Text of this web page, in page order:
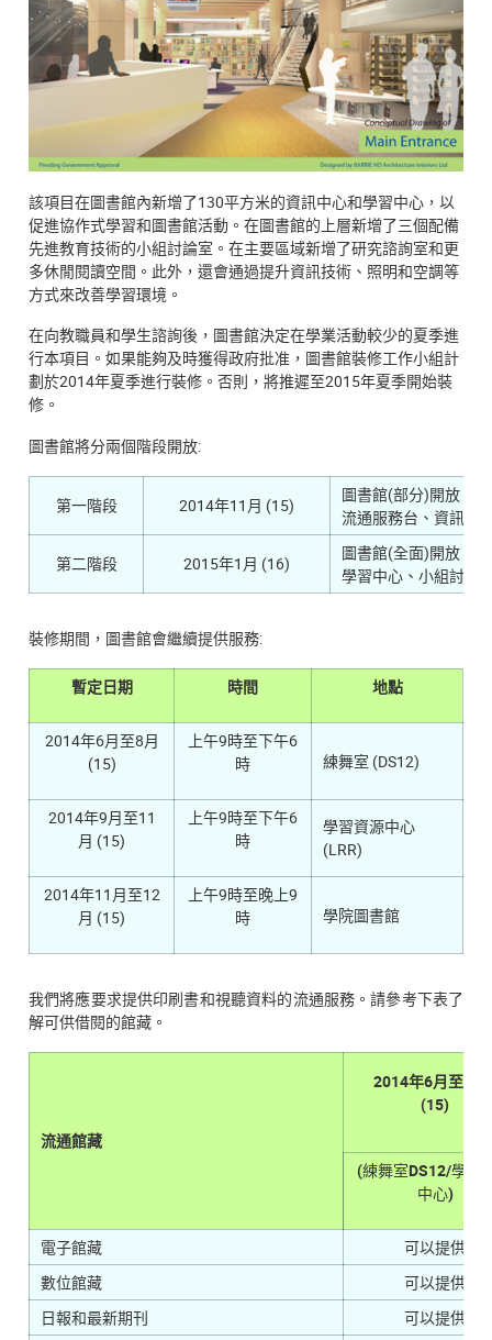
該項目在圖書館內新增了130平方米的資訊中心和學習中心，以
促進協作式學習和圖書館活動。在圖書館的上層新增了三個配備
先進教育技術的小組討論室。在主要區域新增了研究諮詢室和更
多休閒閱讀空間。此外，還會通過提升資訊技術、照明和空調等
方式來改善學習環境。
在向教職員和學生諮詢後，圖書館決定在學業活動較少的夏季進
行本項目。如果能夠及時獲得政府批准，圖書館裝修工作小組計
劃於2014年夏季進行裝修。否則，將推遲至2015年夏季開始裝
修。
圖書館將分兩個階段開放:
第一階段 2014年11月 (15)
圖書館(部分)開放
流通服務台、資訊中
第二階段 2015年1月 (16)
圖書館(全面)開放
學習中心、小組討論
裝修期間，圖書館會繼續提供服務:
暫定日期 時間 地點
2014年6月至8月
(15)
上午9時至下午6
時
練舞室 (DS12)
2014年9月至11
月 (15)
上午9時至下午6
時
學習資源中心
(LRR)
2014年11月至12
月 (15)
上午9時至晚上9
時
學院圖書館
我們將應要求提供印刷書和視聽資料的流通服務。請參考下表了
解可供借閱的館藏。
流通館藏
2014年6月至11
(15)
(練舞室DS12/學習
中心)
電子館藏
可以提供
數位館藏
可以提供
日報和最新期刊
可以提供